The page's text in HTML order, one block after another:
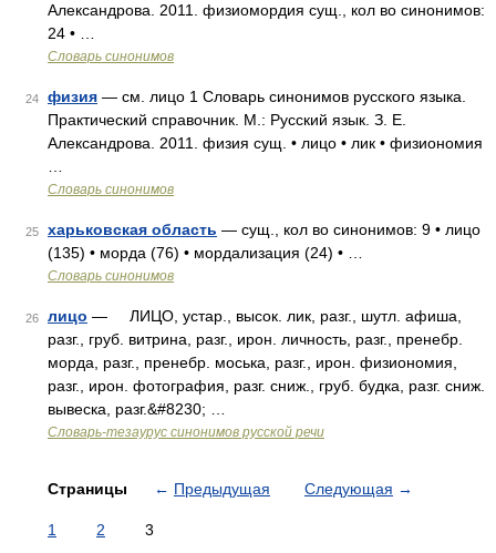
Александрова. 2011. физиомордия сущ., кол во синонимов:
24 • …
Словарь синонимов
24 физия — см. лицо 1 Словарь синонимов русского языка.
Практический справочник. М.: Русский язык. З. Е.
Александрова. 2011. физия сущ. • лицо • лик • физиономия
Словарь синонимов
25 харьковская область — сущ., кол во синонимов: 9 • лицо
(135) • морда (76) • мордализация (24) • …
Словарь синонимов
26 лицо — ЛИЦО, устар., высок. лик, разг., шутл. афиша,
разг., груб. витрина, разг., ирон. личность, разг., пренебр.
морда, разг., пренебр. моська, разг., ирон. физиономия,
разг., ирон. фотография, разг. сниж., груб. будка, разг. сниж.
вывеска, разг.&#8230; …
Словарь-тезаурус синонимов русской речи
Страницы ← Предыдущая Следующая →
1 2 3